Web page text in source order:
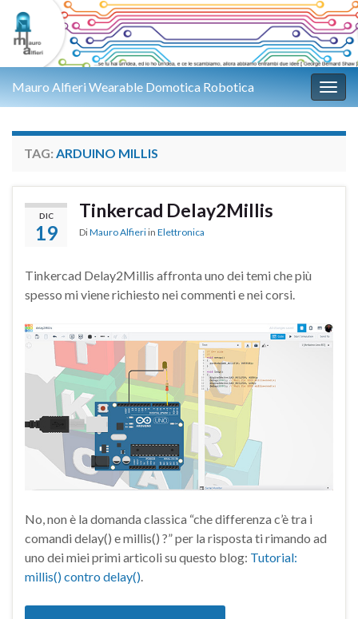
Mauro Alfieri Wearable Domotica Robotica
TAG: ARDUINO MILLIS
DIC
19
Tinkercad Delay2Millis
DiMauro Alfieri in Elettronica
Tinkercad Delay2Millis affronta uno dei temi che più
spesso mi viene richiesto nei commenti e nei corsi.
No, non è la domanda classica “che differenza c’è tra i
comandi delay() e millis() ?” per la risposta ti rimando ad
uno dei miei primi articoli su questo blog: Tutorial:
millis() contro delay().